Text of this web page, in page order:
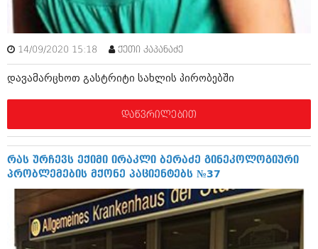
პოლიტიკა
ინტერვიუები
საზოგადოება
მოდი, ვილაპარაკოთ
რელიგია
მედიცინა
ამბები
საზოგადოება
მოდი, ვილაპარაკოთ
მედიცინა
სპორტი
კადრს მიღმა
კულინარია
14/09/2020 15:18 ქეთი კაპანაძე
დავამარცხოთ გასტრიტი სახლის პირობებში
დაწვრილებით
რას ურჩევს ექიმი ირაკლი ბერაძე გინეკოლოგიური
პრობლემების მქონე პაციენტებს №37